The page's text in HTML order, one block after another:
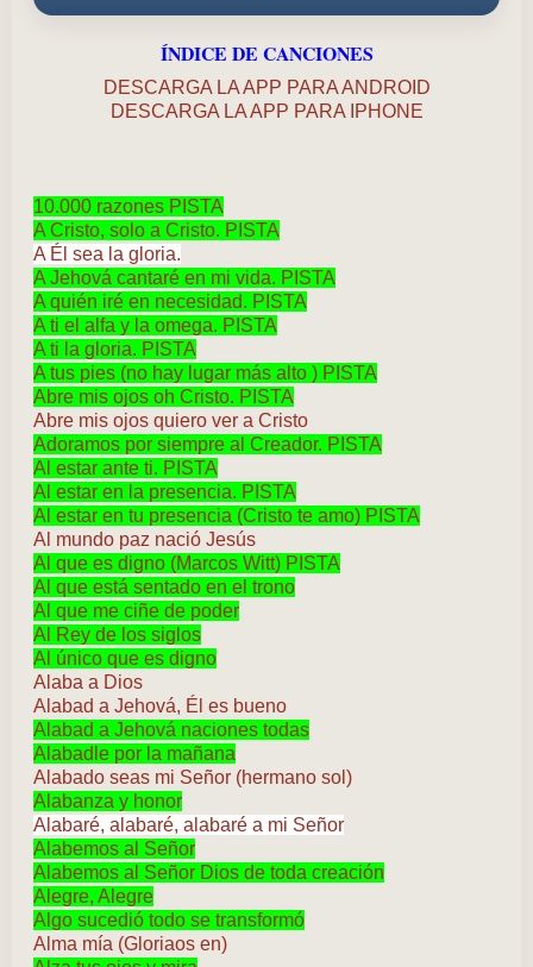
ÍNDICE DE CANCIONES
DESCARGA LA APP PARA ANDROID
DESCARGA LA APP PARA IPHONE
10.000 razones PISTA
A Cristo, solo a Cristo. PISTA
A Él sea la gloria.
A Jehová cantaré en mi vida. PISTA
A quién iré en necesidad. PISTA
A ti el alfa y la omega. PISTA
A ti la gloria. PISTA
A tus pies (no hay lugar más alto ) PISTA
Abre mis ojos oh Cristo. PISTA
Abre mis ojos quiero ver a Cristo
Adoramos por siempre al Creador. PISTA
Al estar ante ti. PISTA
Al estar en la presencia. PISTA
Al estar en tu presencia (Cristo te amo) PISTA
Al mundo paz nació Jesús
Al que es digno (Marcos Witt) PISTA
Al que está sentado en el trono
Al que me ciñe de poder
Al Rey de los siglos
Al único que es digno
Alaba a Dios
Alabad a Jehová, Él es bueno
Alabad a Jehová naciones todas
Alabadle por la mañana
Alabado seas mi Señor (hermano sol)
Alabanza y honor
Alabaré, alabaré, alabaré a mi Señor
Alabemos al Señor
Alabemos al Señor Dios de toda creación
Alegre, Alegre
Algo sucedió todo se transformó
Alma mía (Gloriaos en)